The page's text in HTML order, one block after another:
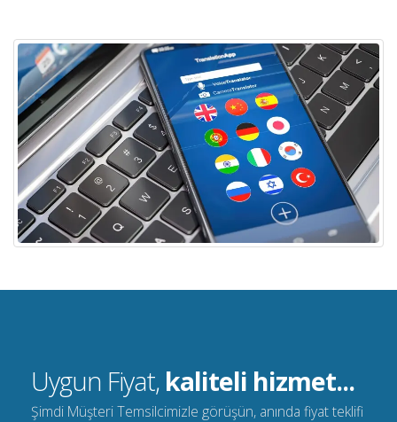
Uygun Fiyat, kaliteli hizmet...
Şimdi Müşteri Temsilcimizle görüşün, anında fiyat teklifi